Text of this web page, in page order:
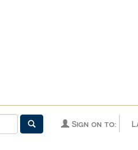
Sign on to: